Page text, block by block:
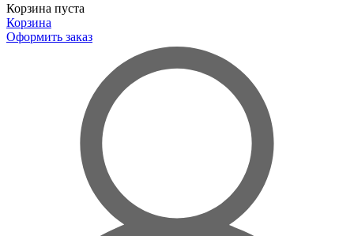
Корзина пуста
Корзина
Оформить заказ